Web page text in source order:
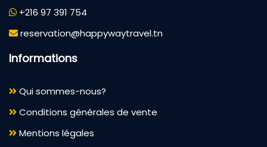
+216 97 391 754
reservation@happywaytravel.tn
Informations
Qui sommes-nous?
Conditions générales de vente
Mentions légales